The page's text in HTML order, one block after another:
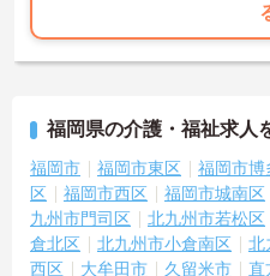
福岡県の介護・福祉求人
福岡市 福岡市東区 福岡市博
区
福岡市西区 福岡市城南区
九州市門司区
北九州市若松区
倉北区
北九州市小倉南区 北
西区
大牟田市 久留米市 直